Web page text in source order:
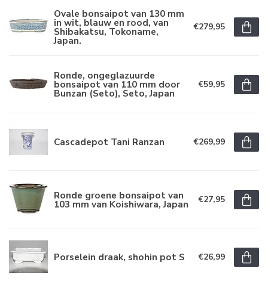
Ovale bonsaipot van 130 mm
in wit, blauw en rood, van
Shibakatsu, Tokoname,
Japan.
€279,95
Ronde, ongeglazuurde
bonsaipot van 110 mm door
Bunzan (Seto), Seto, Japan
€59,95
Cascadepot Tani Ranzan €269,99
Ronde groene bonsaipot van
103 mm van Koishiwara, Japan €27,95
Porselein draak, shohin pot S €26,99